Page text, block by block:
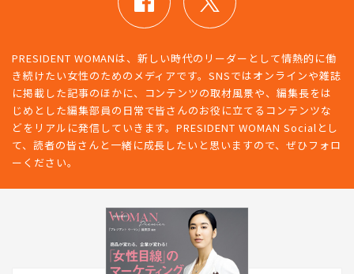
PRESIDENT WOMANは、新しい時代のリーダーとして情熱的に働
き続けたい女性のためのメディアです。SNSではオンラインや雑誌
に掲載した記事のほかに、コンテンツの取材風景や、編集長をは
じめとした編集部員の日常で皆さんのお役に立てるコンテンツな
どをリアルに発信していきます。PRESIDENT WOMAN Socialとし
て、読者の皆さんと一緒に成長したいと思いますので、ぜひフォロ
ーください。